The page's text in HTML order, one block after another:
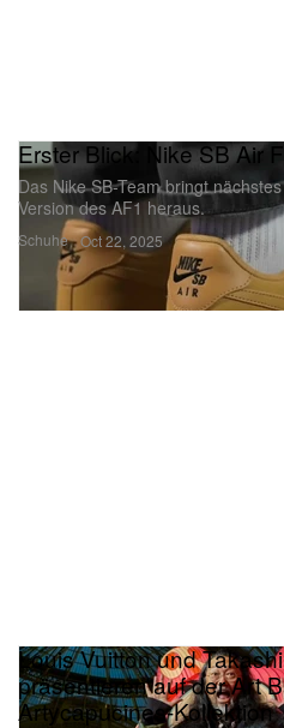
Schuhe
Erster Blick: Nike SB Air
Das Nike SB-Team bringt
Version des AF1 heraus.
Oct 22, 2025
Louis Vuitton und
präsentieren auf der Art
Artycapucines-Kollektion